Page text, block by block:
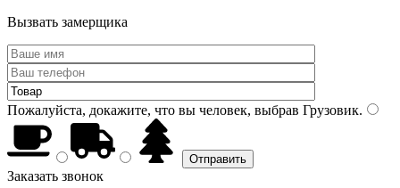
Вызвать замерщика
Пожалуйста, докажите, что вы человек, выбрав Грузовик.
Заказать звонок